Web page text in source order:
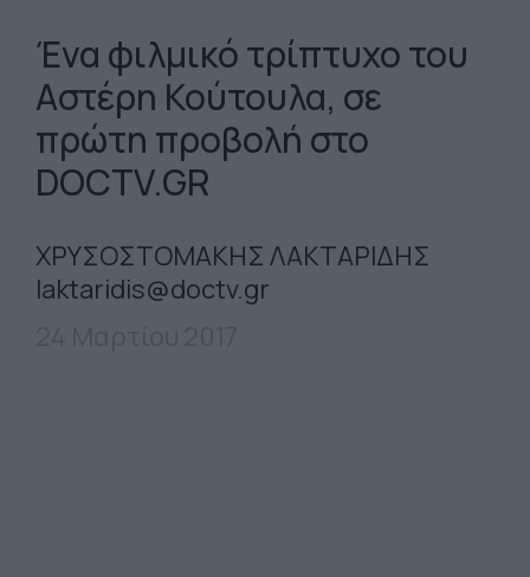
Ένα φιλμικό τρίπτυχο του
Αστέρη Κούτουλα, σε
πρώτη προβολή στο
DOCTV.GR
ΧΡΥΣΟΣΤΟΜΑΚΗΣ ΛΑΚΤΑΡΙΔΗΣ
laktaridis@doctv.gr